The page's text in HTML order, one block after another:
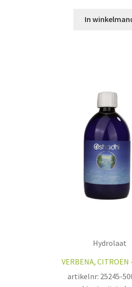
In
Hydrolaat
VERBENA, CITROEN
artikelnr: 25245-